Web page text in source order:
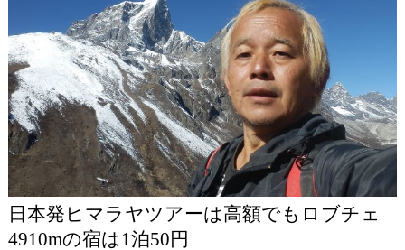
日本発ヒマラヤツアーは高額でもロブチェ
4910mの宿は1泊50円